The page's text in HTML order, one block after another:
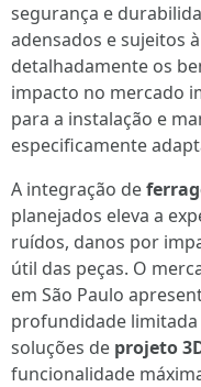
segurança e
adensados e sujeitos
detalhadamente os
impacto no mercado
para a instalação e
especificamente
A integração de
planejados eleva a
ruídos, danos por
útil das peças. O
em São Paulo
profundidade
soluções de projeto
funcionalidade